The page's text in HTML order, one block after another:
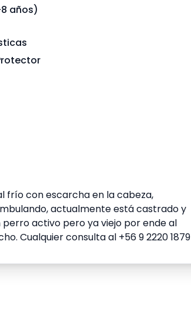
años)
frío con escarcha en la cabeza,
actualmente está castrado y
activo pero ya viejo por ende al
Cualquier consulta al +56 9 2220 1879